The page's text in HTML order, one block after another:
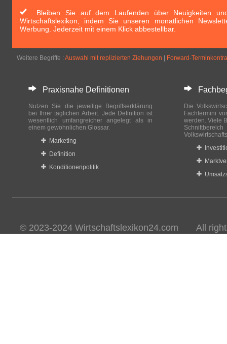
Bleiben Sie auf dem Laufenden über Neuigkeiten
Wirtschaftslexikon, indem Sie unseren monatlichen
Werbung. Jederzeit mit einem Klick abbestellbar.
Weitere Begriffe : Auswahl mit replizierten Ziehungen Forward-
Praxisnahe Definitionen
Nutzen Sie die jeweilige Begriffserklärung
bei Ihrer täglichen Arbeit. Jede Definition ist
wesentlich umfangreicher angelegt als in
einem gewöhnlichen Glossar.
Marketing
Definition
Konditionenpolitik
Die
Fachtermini
werden. Viele
© 2023-2024 Wirtschaftslexikon24.com All